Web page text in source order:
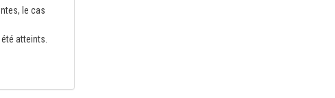
le cas
atteints.